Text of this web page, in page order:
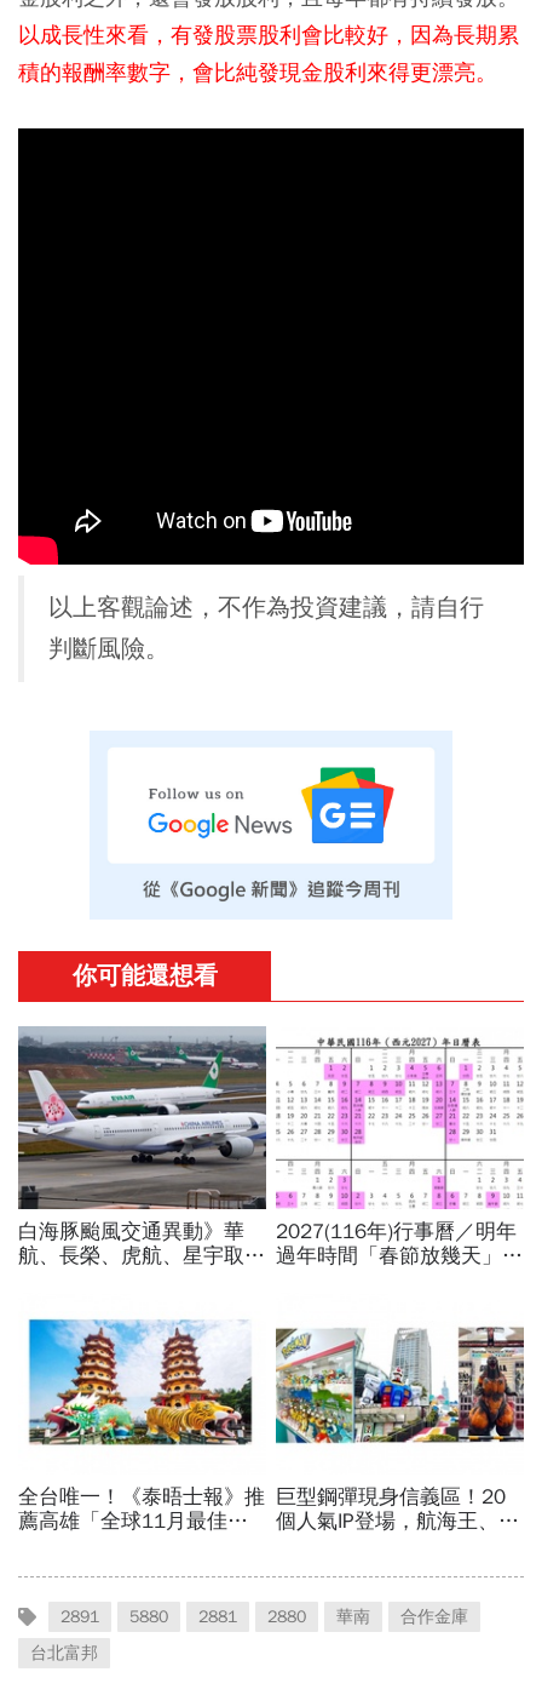
以成長性來看，有發股票股利會比較好，因為長期累
積的報酬率數字，會比純發現金股利來得更漂亮。
以上客觀論述，不作為投資建議，請自行
判斷風險。
2891 5880 2881 2880 華南
合作金庫
台北富邦